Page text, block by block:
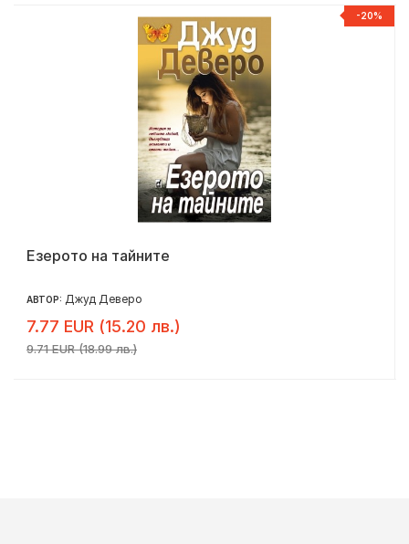
-20%
Езерото на тайните
АВТОР: Джуд Деверо
7.77 EUR (15.20 лв.)
9.71 EUR (18.99 лв.)